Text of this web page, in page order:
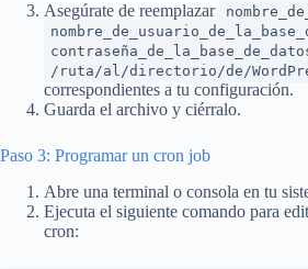
Asegúrate de reemplazar
/ruta/al/directorio/de/
correspondientes a tu configuración.
Guarda el archivo y ciérralo.
Paso 3: Programar un cron job
Abre una terminal o consola en tu
Ejecuta el siguiente comando para
cron: